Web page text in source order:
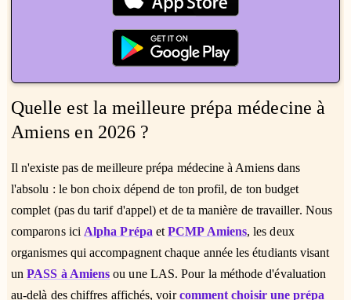
Quelle est la meilleure prépa médecine à
Amiens en 2026 ?
Il n'existe pas de meilleure prépa médecine à Amiens dans
l'absolu : le bon choix dépend de ton profil, de ton budget
complet (pas du tarif d'appel) et de ta manière de travailler. Nous
comparons ici Alpha Prépa etPCMP Amiens, les deux
organismes qui accompagnent chaque année les étudiants visant
unPASS à Amiens ou une LAS. Pour la méthode d'évaluation
au-delà des chiffres affichés, voircomment choisir une prépa